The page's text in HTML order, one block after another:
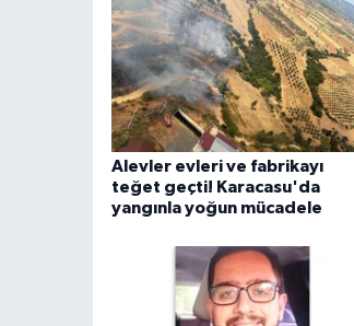
Alevler evleri ve fabrikayı
teğet geçti! Karacasu'da
yangınla yoğun mücadele